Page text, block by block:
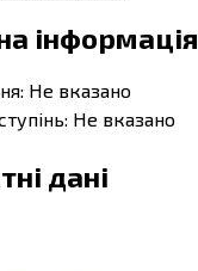
інформація
: Не вказано
: Не вказано
дані